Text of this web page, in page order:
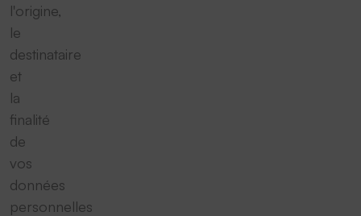
l'origine,
le
destinataire
et
la
finalité
de
vos
données
personnelles